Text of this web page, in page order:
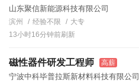
山东聚信新能源科技有限公司
滨州 经验不限
大专
13小时16分钟前刷新
磁性器件研发工程师 高薪
宁波中科毕普拉斯新材料科技有限公司